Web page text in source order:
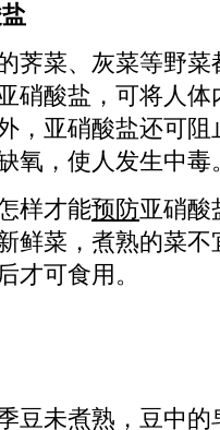
菜、灰菜等野菜
硝酸盐，可将人
，亚硝酸盐还可
氧，使人发生中毒
样才能预防亚硝酸
鲜菜，煮熟的菜
才可食用。
未煮熟，豆中的